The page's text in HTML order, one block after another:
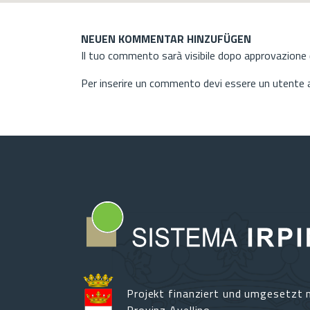
NEUEN KOMMENTAR HINZUFÜGEN
Il tuo commento sarà visibile dopo approvazione
Per inserire un commento devi essere un
Projekt finanziert und umgesetzt